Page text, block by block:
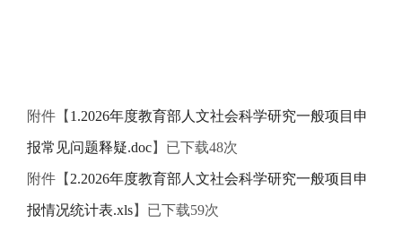
附件【 1.2026年度教育部人文社会科学研究一般项目申
报常见问题释疑.doc】已下载48次
附件【 2.2026年度教育部人文社会科学研究一般项目申
报情况统计表.xls】已下载59次